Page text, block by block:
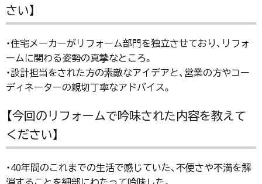
さい】
・住宅メーカーがリフォーム部門を独立させており、リフォ
ームに関わる姿勢の真摯なところ。
・設計担当をされた方の素敵なアイデアと、営業の方やコー
ディネーターの親切丁寧なアドバイス。
【今回のリフォームで吟味された内容を教えて
ください】
・40年間のこれまでの生活で感じていた、不便さや不満を解